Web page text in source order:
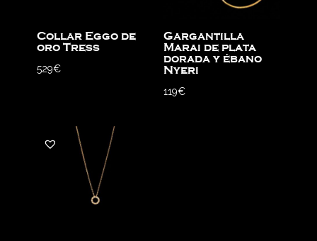
Collar Eggo de
oro Tress
529€
Gargantilla
Marai de plata
dorada y ébano
Nyeri
119€